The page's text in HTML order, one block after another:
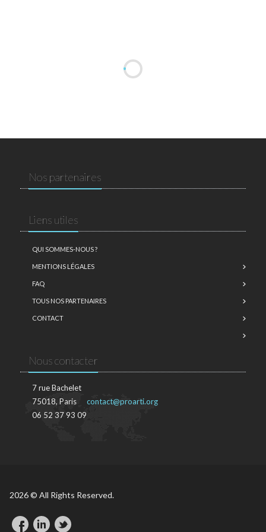
Nos partenaires
Liens utiles
QUI SOMMES-NOUS ?
MENTIONS LÉGALES
FAQ
TOUS NOS PARTENAIRES
CONTACT
Nous contacter
7 rue Bachelet
75018, Paris
06 52 37 93 09
contact@proarti.org
2026 © All Rights Reserved.